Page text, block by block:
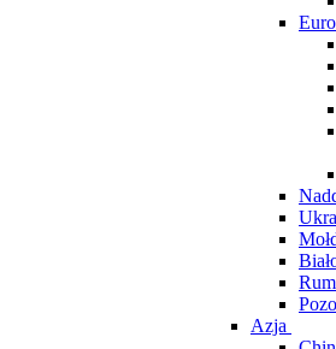
Euro
Azja